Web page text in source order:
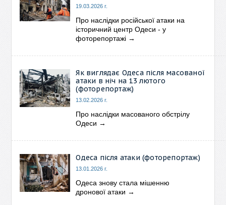
19.03.2026 г.
Про наслідки російської атаки на
історичний центр Одеси - у
фоторепортажі →
Як виглядає Одеса після масованої
атаки в ніч на 13 лютого
(фоторепортаж)
13.02.2026 г.
Про наслідки масованого обстрілу
Одеси →
Одеса після атаки (фоторепортаж)
13.01.2026 г.
Одеса знову стала мішенню
дронової атаки →